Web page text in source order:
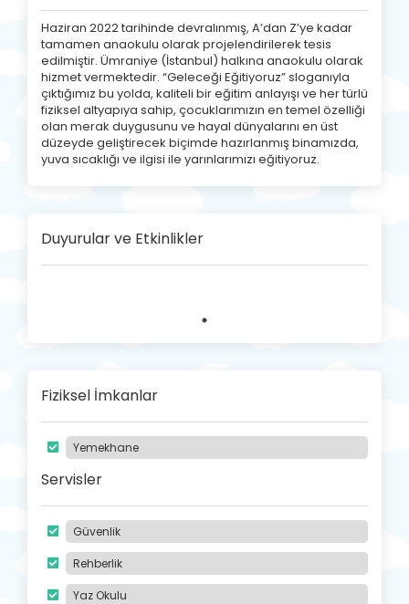
Haziran 2022 tarihinde devralınmış, A’dan Z’ye kadar
tamamen anaokulu olarak projelendirilerek tesis
edilmiştir. Ümraniye (İstanbul) halkına anaokulu olarak
hizmet vermektedir. “Geleceği Eğitiyoruz” sloganıyla
çıktığımız bu yolda, kaliteli bir eğitim anlayışı ve her türlü
fiziksel altyapıya sahip, çocuklarımızın en temel özelliği
olan merak duygusunu ve hayal dünyalarını en üst
düzeyde geliştirecek biçimde hazırlanmış binamızda,
yuva sıcaklığı ve ilgisi ile yarınlarımızı eğitiyoruz.
Duyurular ve Etkinlikler
Fiziksel İmkanlar
Yemekhane
Servisler
Güvenlik
Rehberlik
Yaz Okulu